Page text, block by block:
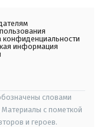
конфиденциальности
информация
словами
с пометкой
и героев.